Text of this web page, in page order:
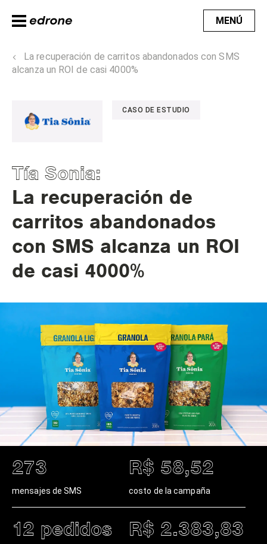
MENÚ
La recuperación de carritos abandonados con SMS
alcanza un ROI de casi 4000%
CASO DE ESTUDIO
Tía Sonia:
La recuperación de
carritos abandonados
con SMS alcanza un ROI
de casi 4000%
273
mensajes de SMS
R$ 58,52
costo de la campaña
12 pedidos R$ 2.383,83